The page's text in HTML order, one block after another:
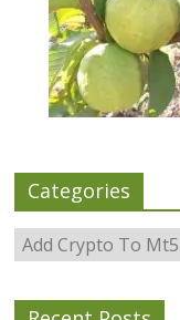
Categories
Categories